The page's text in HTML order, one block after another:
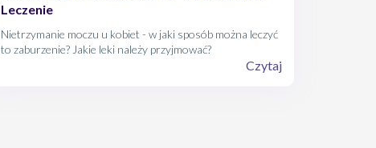
Leczenie
Nietrzymanie moczu u kobiet - w jaki sposób można leczyć
to zaburzenie? Jakie leki należy przyjmować?
Czytaj